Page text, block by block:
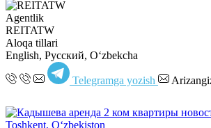
Agentlik
REITATW
Aloqa tillari
English, Русский, Oʻzbekcha
Telegramga yozish